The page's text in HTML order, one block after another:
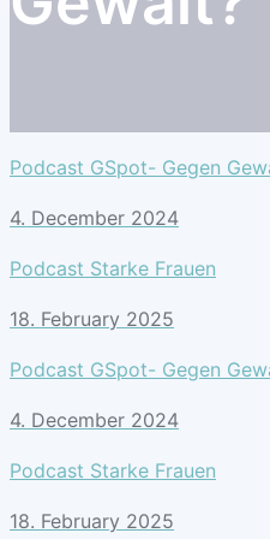
Podcast GSpot- Gegen
4. December 2024
Podcast Starke Frauen
18. February 2025
Podcast GSpot- Gegen
4. December 2024
Podcast Starke Frauen
18. February 2025